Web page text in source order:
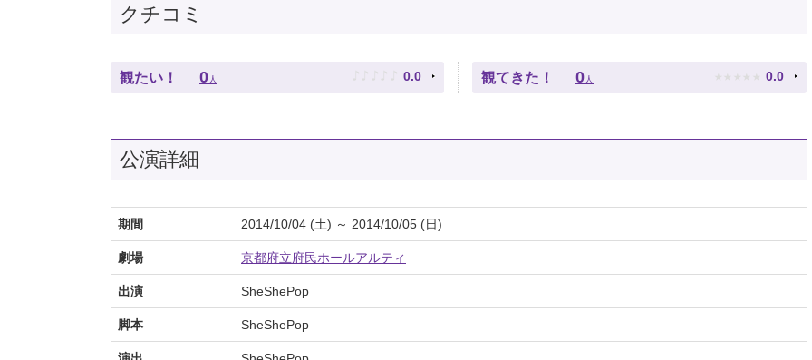
クチコミ
観たい！ 0 人 ♪ ♪ ♪ ♪ ♪ 0.0 観てきた！ 0 人 ★ ★ ★ ★ ★ 0.0
公演詳細
期間 2014/10/04 (土) ～ 2014/10/05 (日)
劇場 京都府立府民ホールアルティ
出演 SheShePop
脚本 SheShePop